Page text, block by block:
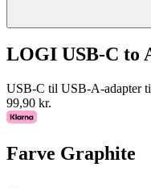
LOGI USB-C to
USB-C til USB-A-adapter
99,90 kr.
Farve Graphite